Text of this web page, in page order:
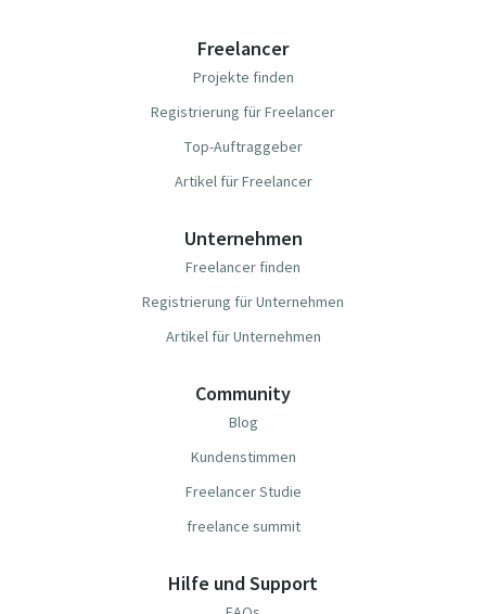
Freelancer
Projekte finden
Registrierung für Freelancer
Top-Auftraggeber
Artikel für Freelancer
Unternehmen
Freelancer finden
Registrierung für Unternehmen
Artikel für Unternehmen
Community
Blog
Kundenstimmen
Freelancer Studie
freelance summit
Hilfe und Support